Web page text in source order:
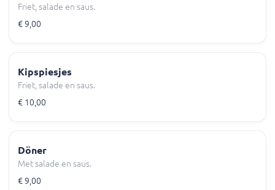
Friet, salade en saus.
€ 9,00
Kipspiesjes
Friet, salade en saus.
€ 10,00
Döner
Met salade en saus.
€ 9,00